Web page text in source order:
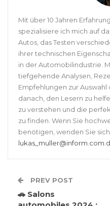
Mit über 10 Jahren
spezialisiere ich mich auf
Autos, das Testen
ihrer technischen
in der Automobilindustrie.
tiefgehende Analysen,
Empfehlungen zur
danach, den Lesern zu
zu verstehen und die
zu finden. Wenn Sie
benötigen, wenden Sie
PREV POST
🚗 Salons